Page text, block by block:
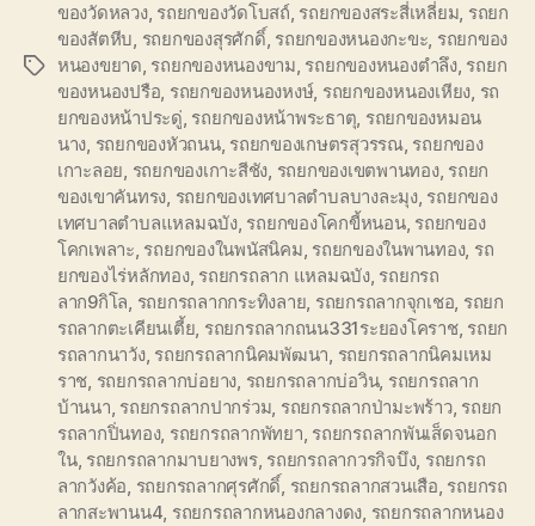
Tags
ของวัดหลวง, รถยกของวัดโบสถ์, รถยกของสระสี่เหลี่ยม, รถยก
ของสัตหีบ, รถยกของสุรศักดิ์, รถยกของหนองกะขะ, รถยกของ
หนองขยาด, รถยกของหนองขาม, รถยกของหนองตำลึง, รถยก
ของหนองปรือ, รถยกของหนองหงษ์, รถยกของหนองเหียง, รถ
ยกของหน้าประดู่, รถยกของหน้าพระธาตุ, รถยกของหมอน
นาง, รถยกของหัวถนน, รถยกของเกษตรสุวรรณ, รถยกของ
เกาะลอย, รถยกของเกาะสีชัง, รถยกของเขตพานทอง, รถยก
ของเขาคันทรง, รถยกของเทศบาลตำบลบางละมุง, รถยกของ
เทศบาลตำบลแหลมฉบัง, รถยกของโคกขี้หนอน, รถยกของ
โคกเพลาะ, รถยกของในพนัสนิคม, รถยกของในพานทอง, รถ
ยกของไร่หลักทอง, รถยกรถลาก แหลมฉบัง, รถยกรถ
ลาก9กิโล, รถยกรถลากกระทิงลาย, รถยกรถลากจุกเชอ, รถยก
รถลากตะเคียนเตี้ย, รถยกรถลากถนน331ระยองโคราช, รถยก
รถลากนาวัง, รถยกรถลากนิคมพัฒนา, รถยกรถลากนิคมเหม
ราช, รถยกรถลากบ่อยาง, รถยกรถลากบ่อวิน, รถยกรถลาก
บ้านนา, รถยกรถลากปากร่วม, รถยกรถลากป่ามะพร้าว, รถยก
รถลากปิ่นทอง, รถยกรถลากพัทยา, รถยกรถลากพันเส็ดจนอก
ใน, รถยกรถลากมาบยางพร, รถยกรถลากวรกิจบึง, รถยกรถ
ลากวังค้อ, รถยกรถลากศุรศักดิ์, รถยกรถลากสวนเสือ, รถยกรถ
ลากสะพานน4, รถยกรถลากหนองกลางดง, รถยกรถลากหนอง